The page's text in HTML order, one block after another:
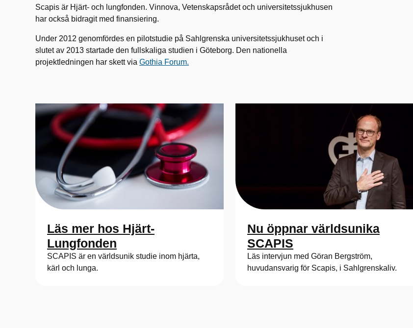
Scapis är Hjärt- och lungfonden. Vinnova, Vetenskapsrådet och universitetssjukhusen
har också bidragit med finansiering.
Under 2012 genomfördes en pilotstudie på Sahlgrenska universitetssjukhuset och i
slutet av 2013 startade den fullskaliga studien i Göteborg. Den nationella
projektledningen har skett via Gothia Forum.
Läs mer hos Hjärt-
Lungfonden
SCAPIS är en världsunik studie inom hjärta,
kärl och lunga.
Nu öppnar världsunika
SCAPIS
Läs intervjun med Göran Bergström,
huvudansvarig för Scapis, i Sahlgrenskaliv.